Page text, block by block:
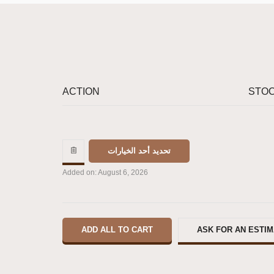
ACTION
تحديد أحد الخيارات
Added on: August 6, 2026
ASK FOR AN
ADD ALL TO CART